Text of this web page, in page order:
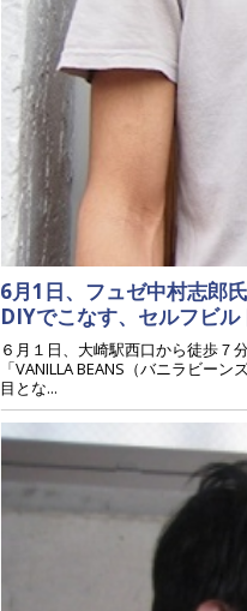
6月1日、フュゼ中村志郎
DIYでこなす、セルフビ
６月１日、大崎駅西口から徒歩７
「VANILLA BEANS（バニラビー
目とな...